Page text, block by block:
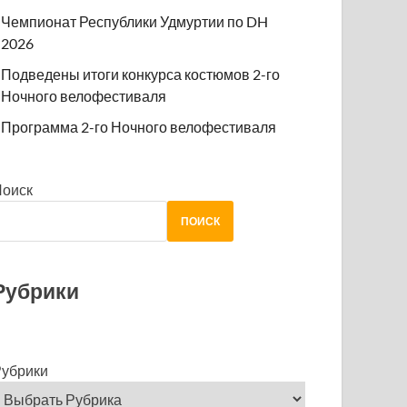
Чемпионат Республики Удмуртии по DH
2026
Подведены итоги конкурса костюмов 2-го
Ночного велофестиваля
Программа 2-го Ночного велофестиваля
ПОИСК